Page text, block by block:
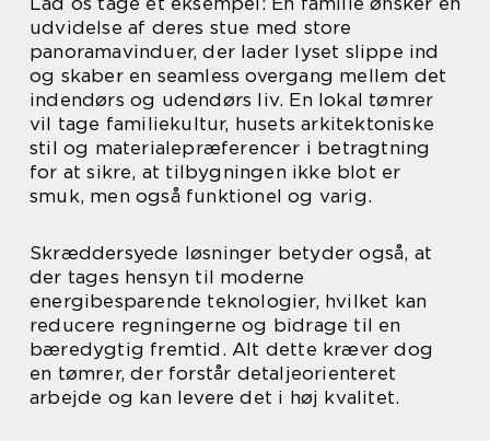
udvidelse af deres stue med store
panoramavinduer, der lader lyset slippe ind
og skaber en seamless overgang mellem det
indendørs og udendørs liv. En lokal tømrer
vil tage familiekultur, husets arkitektoniske
stil og materialepræferencer i betragtning
for at sikre, at tilbygningen ikke blot er
smuk, men også funktionel og varig.
Skræddersyede løsninger betyder også, at
der tages hensyn til moderne
energibesparende teknologier, hvilket kan
reducere regningerne og bidrage til en
bæredygtig fremtid. Alt dette kræver dog
en tømrer, der forstår detaljeorienteret
arbejde og kan levere det i høj kvalitet.